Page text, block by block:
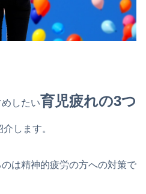
したい育児疲れの3つ
介します。
は精神的疲労の方への対策で